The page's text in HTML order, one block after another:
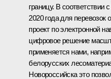
границу. В
2020 года для перевозок
проект по электронной
цифровое решение
применяется нами,
белорусских
Новороссийска это